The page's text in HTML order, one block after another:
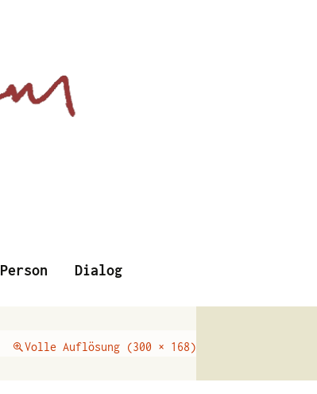
Person Dialog
Volle Auflösung (300 × 168)